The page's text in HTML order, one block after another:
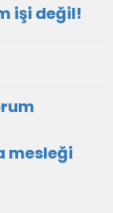
işi değil!
mesleği